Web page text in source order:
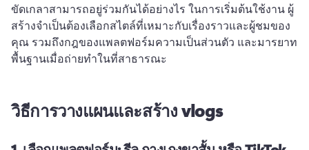
ขัดเกลาสามารถอยู่ร่วมกันได้อย่างไร ในการเริ่มต้นใช้งาน ผู้
สร้างจําเป็นต้องเลือกสไตล์ที่เหมาะกับเรื่องราวและผู้ชมของ
คุณ รวมถึงกฎของแพลตฟอร์มความเป็นส่วนตัว และมารยาท
พื้นฐานเมื่อถ่ายทําในที่สาธารณะ
วิธีการวางแผนและสร้าง vlogs